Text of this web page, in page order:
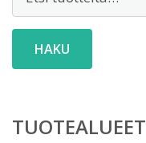
HAKU
TUOTEALUEET